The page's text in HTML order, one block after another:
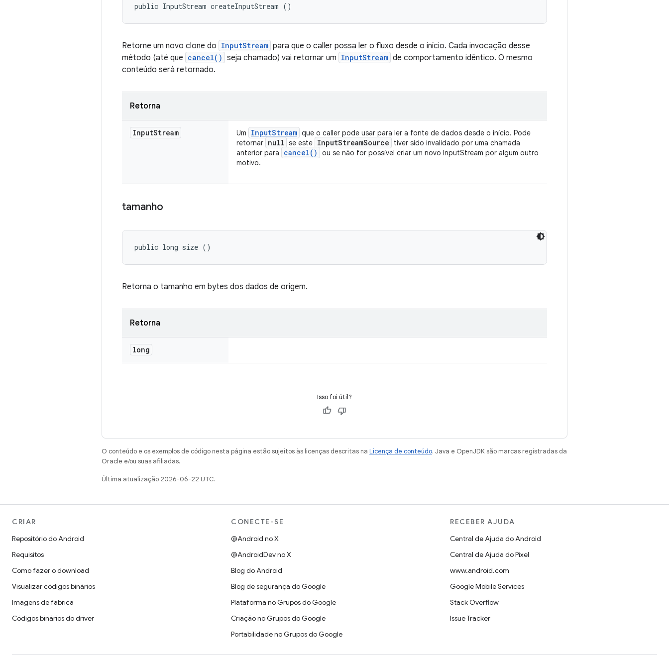
public InputStream createInputStream ()
Retorne um novo clone do InputStream para que o caller possa ler o fluxo desde o início. Cada invocação desse
método (até que cancel() seja chamado) vai retornar um InputStream de comportamento idêntico. O mesmo
conteúdo será retornado.
Retorna
InputStream Um InputStream que o caller pode usar para ler a fonte de dados desde o início. Pode
retornar null se este InputStreamSource
tiver sido invalidado por uma chamada
anterior para
cancel( )
ou se não for possível criar um novo InputStream por algum outro
motivo.
tamanho
public long size ()
Retorna o tamanho em bytes dos dados de origem.
Retorna
long
Isso foi útil?
O conteúdo e os exemplos de código nesta página estão sujeitos às licenças descritas na Licença de conteúdo. Java e OpenJDK são marcas registradas da
Oracle e/ou suas afiliadas.
Última atualização 2026-06-22 UTC.
CRIAR
Repositório do Android
Requisitos
Como fazer o download
Visualizar códigos binários
Imagens de fábrica
Códigos binários do driver
CONECTE-SE
@Android no X
@AndroidDev no X
Blog do Android
Blog de segurança do Google
Plataforma no Grupos do Google
Criação no Grupos do Google
Portabilidade no Grupos do Google
RECEBER AJUDA
Central de Ajuda do Android
Central de Ajuda do Pixel
www.android.com
Google Mobile Services
Stack Overflow
Issue Tracker